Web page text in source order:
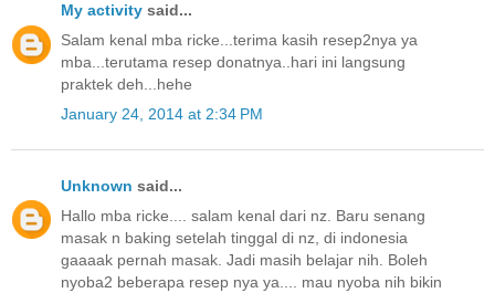
My activity said...
Salam kenal mba ricke...terima kasih resep2nya ya
mba...terutama resep donatnya..hari ini langsung
praktek deh...hehe
January 24, 2014 at 2:34 PM
Unknown said...
Hallo mba ricke.... salam kenal dari nz. Baru senang
masak n baking setelah tinggal di nz, di indonesia
gaaaak pernah masak. Jadi masih belajar nih. Boleh
nyoba2 beberapa resep nya ya.... mau nyoba nih bikin